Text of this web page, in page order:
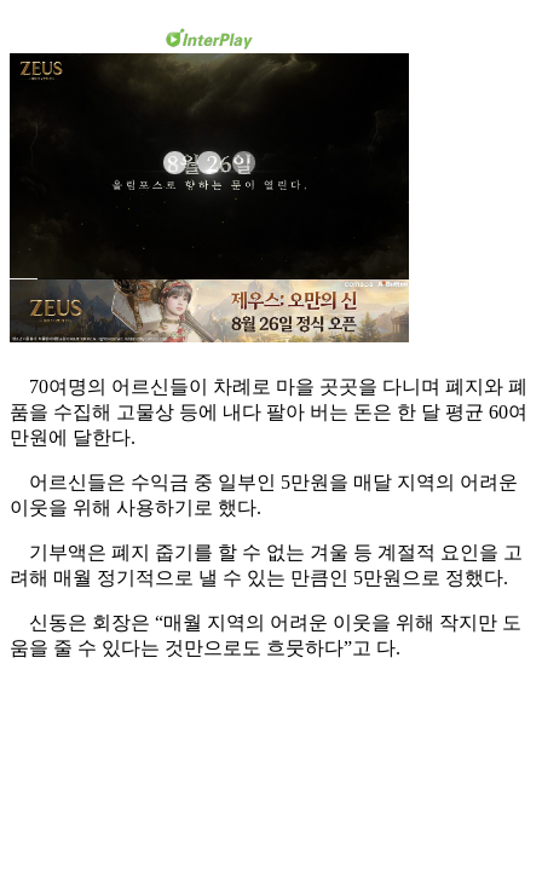
70여명의 어르신들이 차례로 마을 곳곳을 다니며 폐지와 폐
품을 수집해 고물상 등에 내다 팔아 버는 돈은 한 달 평균 60여
만원에 달한다.
어르신들은 수익금 중 일부인 5만원을 매달 지역의 어려운
이웃을 위해 사용하기로 했다.
기부액은 폐지 줍기를 할 수 없는 겨울 등 계절적 요인을 고
려해 매월 정기적으로 낼 수 있는 만큼인 5만원으로 정했다.
신동은 회장은 “매월 지역의 어려운 이웃을 위해 작지만 도
움을 줄 수 있다는 것만으로도 흐뭇하다”고 다.